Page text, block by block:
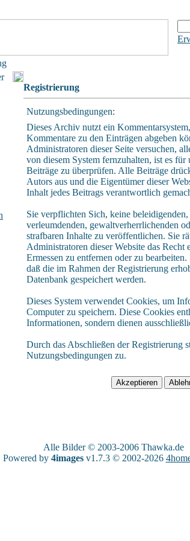
Registrierung
Nutzungsbedingungen:
Dieses Archiv nutzt ein
Kommentare zu den Einträgen abgeben
Administratoren dieser Seite versuchen,
von diesem System fernzuhalten, ist es
Beiträge zu überprüfen. Alle Beiträge
Autors aus und die Eigentümer dieser
Inhalt jedes Beitrags verantwortlich
Sie verpflichten Sich, keine
verleumdenden, gewaltverherrlichenden
strafbaren Inhalte zu veröffentlichen. Sie
Administratoren dieser Website das Recht
Ermessen zu entfernen oder zu
daß die im Rahmen der Registrierung
Datenbank gespeichert werden.
Dieses System verwendet Cookies, um
Computer zu speichern. Diese Cookies
Informationen, sondern dienen
Durch das Abschließen der Registrierung
Nutzungsbedingungen zu.
Alle Bilder © 2003-2006 Thawka.de
Powered by 4imagesv1.7.3 © 2002-2026